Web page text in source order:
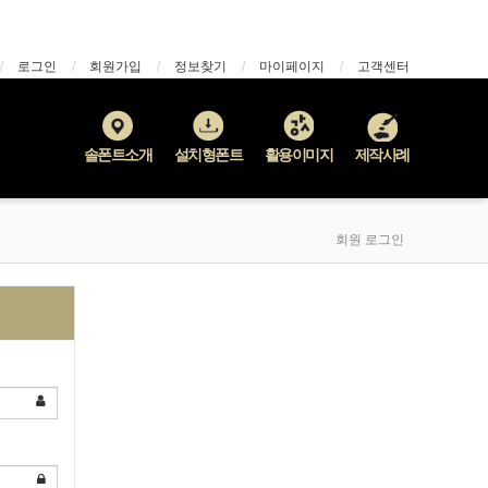
로그인 회원가입 정보찾기 마이페이지 고객센터
솔폰트소개 설치형폰트 활용이미지 제작사례
회원 로그인